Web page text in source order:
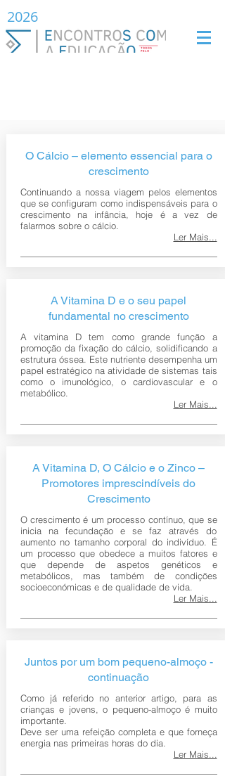
2026
O Cálcio – elemento essencial para o
crescimento
Continuando a nossa viagem pelos elementos
que se configuram como indispensáveis para o
crescimento na infância, hoje é a vez de
falarmos sobre o cálcio.
Ler Mais...
A Vitamina D e o seu papel
fundamental no crescimento
A vitamina D tem como grande função a
promoção da fixação do cálcio, solidificando a
estrutura óssea. Este nutriente desempenha um
papel estratégico na atividade de sistemas tais
como o imunológico, o cardiovascular e o
metabólico.
Ler Mais...
A Vitamina D, O Cálcio e o Zinco –
Promotores imprescindíveis do
Crescimento
O crescimento é um processo contínuo, que se
inicia na fecundação e se faz através do
aumento no tamanho corporal do indivíduo. É
um processo que obedece a muitos fatores e
que depende de aspetos genéticos e
metabólicos, mas também de condições
socioeconómicas e de qualidade de vida.
Ler Mais...
Juntos por um bom pequeno-almoço -
continuação
Como já referido no anterior artigo, para as
crianças e jovens, o pequeno-almoço é muito
importante.
Deve ser uma refeição completa e que forneça
energia nas primeiras horas do dia.
Ler Mais...